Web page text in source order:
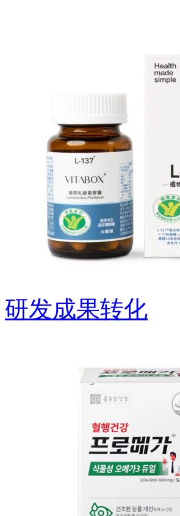
研发成果转化